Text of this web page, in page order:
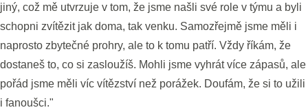
jiný, což mě utvrzuje v tom, že jsme našli své role v týmu a byli
schopni zvítězit jak doma, tak venku. Samozřejmě jsme měli i
naprosto zbytečné prohry, ale to k tomu patří. Vždy říkám, že
dostaneš to, co si zasloužíš. Mohli jsme vyhrát více zápasů, ale
pořád jsme měli víc vítězství než porážek. Doufám, že si to užili
i fanoušci."